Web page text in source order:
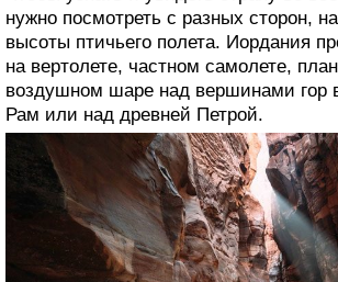
нужно посмотреть с разных сторон,
высоты птичьего полета. Иордания
на вертолете, частном самолете,
воздушном шаре над вершинами гор
Рам или над древней Петрой.